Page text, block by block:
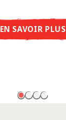
EN SAVOIR PLUS